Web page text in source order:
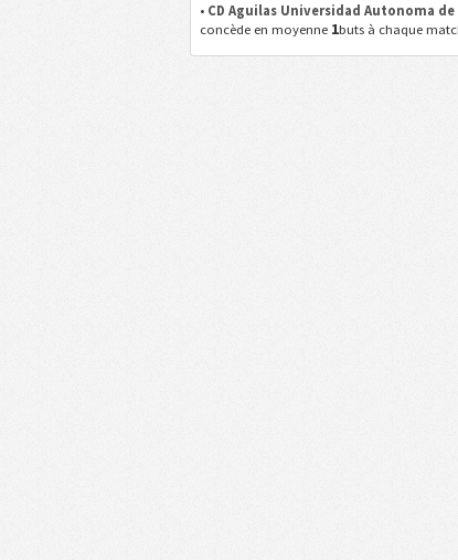
• CD Aguilas Universidad Autonoma de
concède en moyenne 1buts à chaque